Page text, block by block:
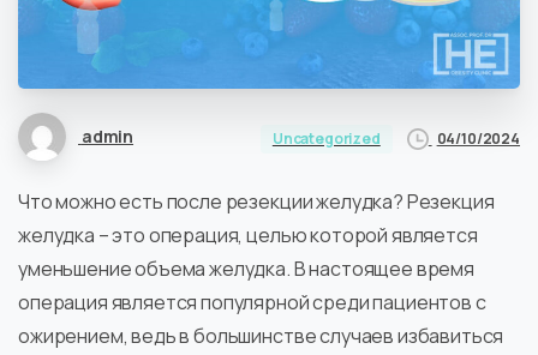
admin Uncategorized 04/10/2024
Что можно есть после резекции желудка? Резекция
желудка – это операция, целью которой является
уменьшение объема желудка. В настоящее время
операция является популярной среди пациентов с
ожирением, ведь в большинстве случаев избавиться